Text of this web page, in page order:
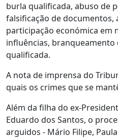
burla qualificada, abuso de
falsificação de documentos,
participação económica em
influências, branqueamento
qualificada.
A nota de imprensa do
quais os crimes que se
Além da filha do ex-
Eduardo dos Santos, o
arguidos - Mário Filipe,